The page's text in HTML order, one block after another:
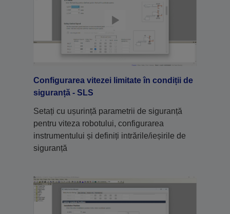
Configurarea vitezei limitate în condiții de
siguranță - SLS
Setați cu ușurință parametrii de siguranță
pentru viteza robotului, configurarea
instrumentului și definiți intrările/ieșirile de
siguranță